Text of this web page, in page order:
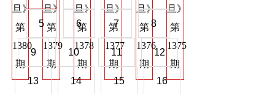
旦》
第
1380
期
旦》
第
1379
期
旦》
第
1378
期
旦》
第
1377
期
旦》
第
1376
期
旦》
第
1375
期
5 6 7 8
9 10 11 12
13 14 15 16